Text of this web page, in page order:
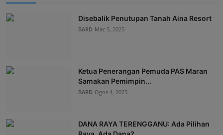
Disebalik Penutupan Tanah Aina Resort
BARD Mac 5, 2025
Ketua Penerangan Pemuda PAS Maran
Samakan Pemimpin...
BARD Ogos 4, 2025
DANA RAYA TERENGGANU: Ada Pilihan